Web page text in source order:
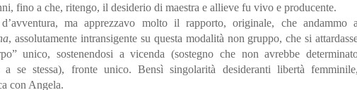
fino a che, ritengo, il desiderio di maestra e allieve fu vivo e producente.
ma apprezzavo molto il rapporto, originale, che andammo a
, assolutamente intransigente su questa modalità non gruppo, che si
unico, sostenendosi a vicenda (sostegno che non avrebbe
a se stessa), fronte unico. Bensì singolarità desideranti libertà femminile,
con Angela.